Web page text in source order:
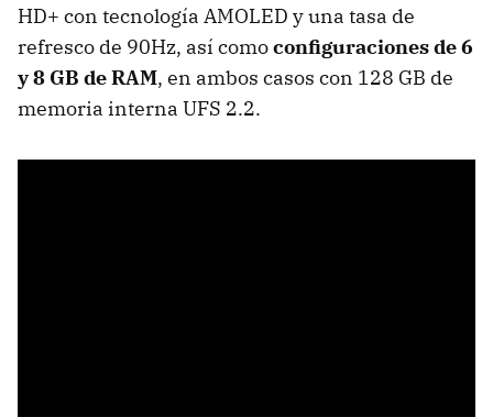
HD+ con tecnología AMOLED y una tasa de
refresco de 90Hz, así comoconfiguraciones de 6
y 8 GB de RAM, en ambos casos con 128 GB de
memoria interna UFS 2.2.